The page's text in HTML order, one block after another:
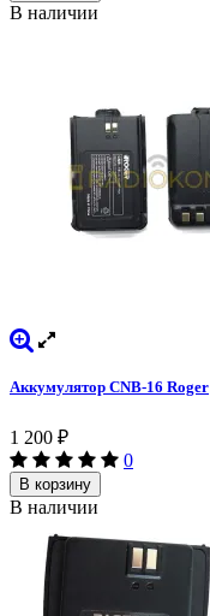
В наличии
Аккумулятор CNB-16 Roger
1 200 ₽
0
В корзину
В наличии